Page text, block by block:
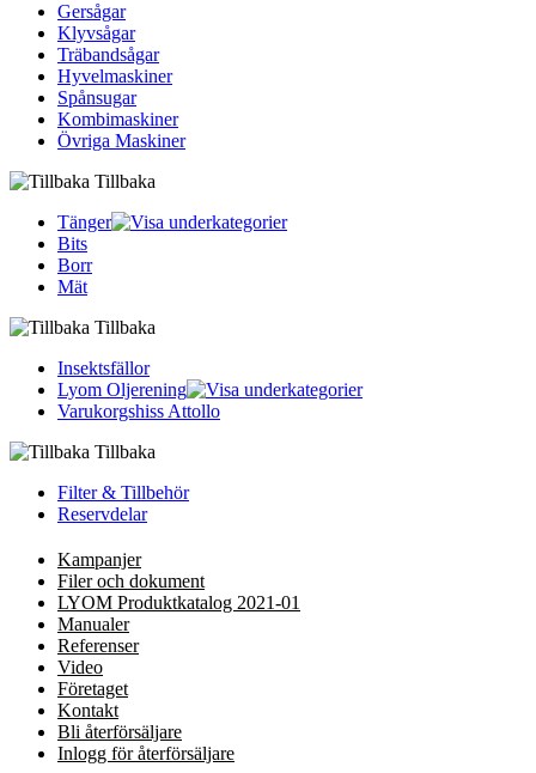
Gersågar
Klyvsågar
Träbandsågar
Hyvelmaskiner
Spånsugar
Kombimaskiner
Övriga Maskiner
Tillbaka
Tänger
Bits
Borr
Mät
Tillbaka
Insektsfällor
Lyom Oljerening
Varukorgshiss Attollo
Tillbaka
Filter & Tillbehör
Reservdelar
Kampanjer
Filer och dokument
LYOM Produktkatalog 2021-01
Manualer
Referenser
Video
Företaget
Kontakt
Bli återförsäljare
Inlogg för återförsäljare